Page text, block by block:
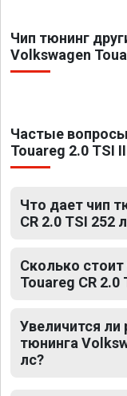
Чип тюнинг
Volkswagen
Частые
Touareg 2.0 TSI
Что дает чип
CR 2.0 TSI 252
Сколько
Touareg CR 2.0
Увеличится ли
тюнинга
лс?